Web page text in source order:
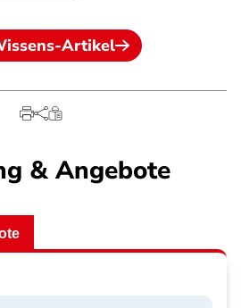
Artikel
& Angebote